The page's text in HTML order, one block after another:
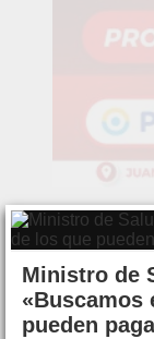
Ministro de
«Buscamos
pueden